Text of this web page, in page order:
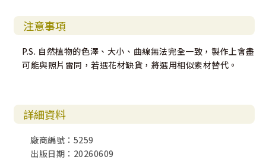
注意事項
P.S. 自然植物的色澤、大小、曲線無法完全一致，製作上會盡
可能與照片雷同，若遇花材缺貨，將選用相似素材替代。
詳細資料
廠商編號：5259
出版日期：20260609